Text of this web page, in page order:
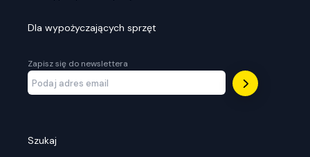
Dla wypożyczających sprzęt
Zapisz się do newslettera
Szukaj